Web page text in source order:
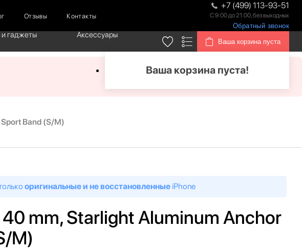
Отзывы Контакты
+7 (499) 113-93-51
С 9:00 до 21:00, без выходных
Обратный звонок
гаджеты
Аксессуары
Ваша корзина пуста
Ваша корзина пуста!
Band (S/M)
оригинальные и не восстановленныеiPhone
mm, Starlight Aluminum Anchor
M)